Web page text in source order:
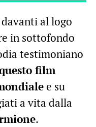
al logo
in sottofondo
testimoniano
film
e su
a vita dalla
.